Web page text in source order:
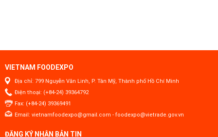
VIETNAM FOODEXPO
Địa chỉ: 799 Nguyễn Văn Linh, P. Tân Mỹ, Thành phố Hồ Chí Minh
Điện thoại: (+84-24) 39364792
Fax: (+84-24) 39369491
Email: vietnamfoodexpo@gmail.com - foodexpo@vietrade.gov.vn
ĐĂNG KÝ NHẬN BẢN TIN